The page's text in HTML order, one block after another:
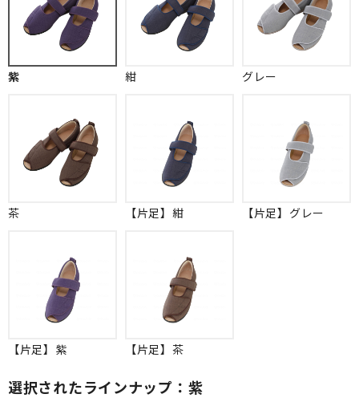
紫 紺 グレー
茶 【片足】紺 【片足】グレー
【片足】紫 【片足】茶
選択されたラインナップ：紫